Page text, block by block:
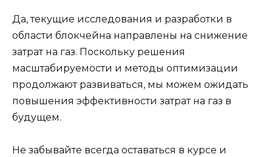
Да, текущие исследования и разработки в
области блокчейна направлены на снижение
затрат на газ. Поскольку решения
масштабируемости и методы оптимизации
продолжают развиваться, мы можем ожидать
повышения эффективности затрат на газ в
будущем.
Не забывайте всегда оставаться в курсе и